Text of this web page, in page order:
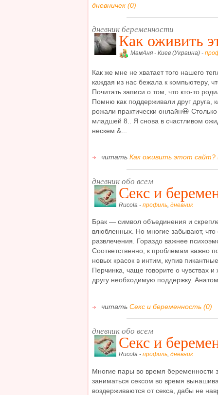
дневничек (0)
дневник беременности
Как оживить
МамАня - Киев (Украина) -
Как же мне не хватает того нашего
каждая из нас бежала к компьютеру,
Почитать записи о том, что кто-то
Помню как поддерживали друг друга,
рожали практически онлайн😃
младшей 8.. Я снова в счастливом
нескем &...
читать Как оживить этот сайт?
дневник обо всем
Секс и
Rucola - профиль, дневник
Брак — символ объединения и
влюбленных. Но многие забывают,
развлечения. Гораздо важнее
Соответственно, к проблемам важно
новых красок в интим, купив
Перчинка, чаще говорите о чувствах
другу необходимую поддержку.
читать Секс и беременность (0)
дневник обо всем
Секс и
Rucola - профиль, дневник
Многие пары во время беременности
заниматься сексом во время
воздерживаются от секса, дабы не